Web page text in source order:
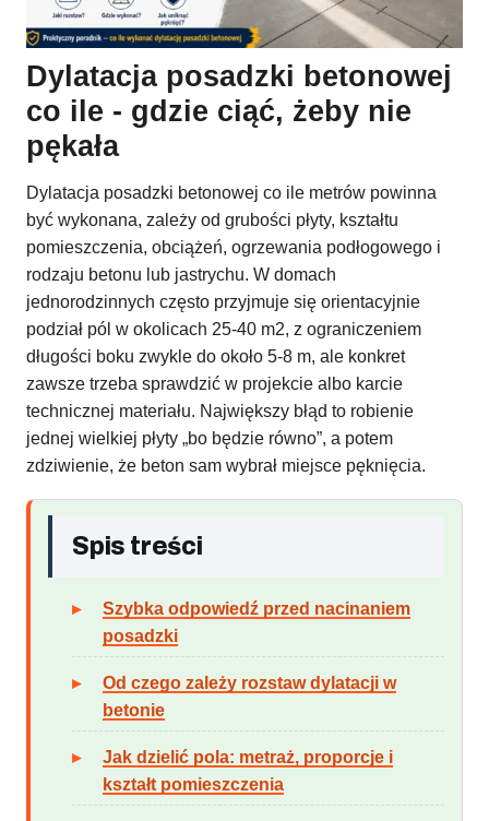
Dylatacja posadzki betonowej
co ile - gdzie ciąć, żeby nie
pękała
Dylatacja posadzki betonowej co ile metrów powinna
być wykonana, zależy od grubości płyty, kształtu
pomieszczenia, obciążeń, ogrzewania podłogowego i
rodzaju betonu lub jastrychu. W domach
jednorodzinnych często przyjmuje się orientacyjnie
podział pól w okolicach 25-40 m2, z ograniczeniem
długości boku zwykle do około 5-8 m, ale konkret
zawsze trzeba sprawdzić w projekcie albo karcie
technicznej materiału. Największy błąd to robienie
jednej wielkiej płyty „bo będzie równo”, a potem
zdziwienie, że beton sam wybrał miejsce pęknięcia.
Spis treści
Szybka odpowiedź przed nacinaniem
posadzki
Od czego zależy rozstaw dylatacji w
betonie
Jak dzielić pola: metraż, proporcje i
kształt pomieszczenia